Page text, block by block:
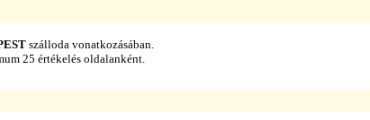
szálloda vonatkozásában.
25 értékelés oldalanként.